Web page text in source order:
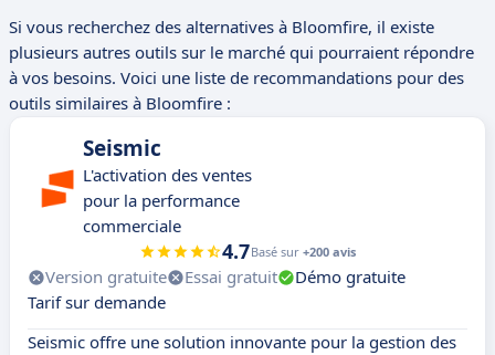
Si vous recherchez des alternatives à Bloomfire, il existe
plusieurs autres outils sur le marché qui pourraient répondre
à vos besoins. Voici une liste de recommandations pour des
outils similaires à Bloomfire :
Seismic
L'activation des ventes
pour la performance
commerciale
4.7Basé sur +200 avis
Version gratuite Essai gratuit
Démo gratuite
Tarif sur demande
Seismic offre une solution innovante pour la gestion des